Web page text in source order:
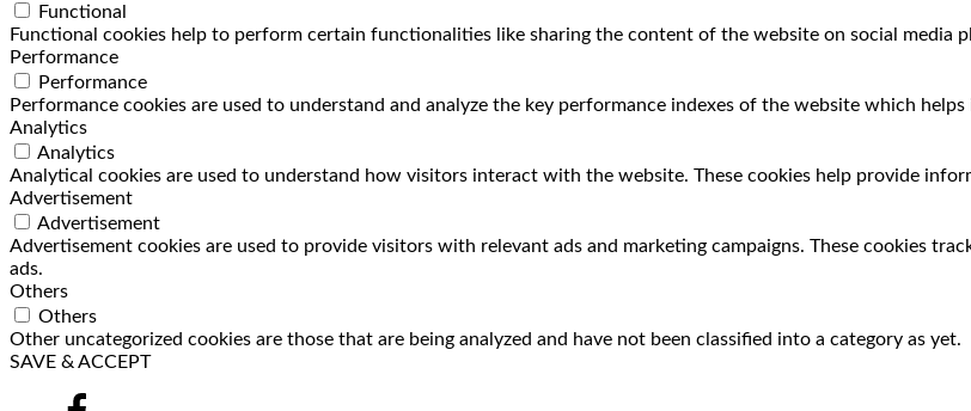
Functional
Functional cookies help to perform certain functionalities like sharing the content of the website on social media
Performance
Performance
Performance cookies are used to understand and analyze the key performance indexes of the website which
Analytics
Analytics
Analytical cookies are used to understand how visitors interact with the website. These cookies help provide
Advertisement
Advertisement
Advertisement cookies are used to provide visitors with relevant ads and marketing campaigns. These cookies
ads.
Others
Others
Other uncategorized cookies are those that are being analyzed and have not been classified into a category as yet.
SAVE & ACCEPT